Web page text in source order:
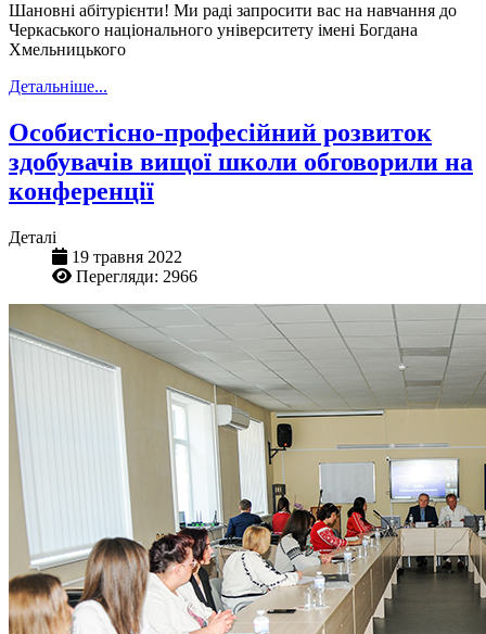
Шановні абітурієнти! Ми раді запросити вас на навчання до
Черкаського національного університету імені Богдана
Хмельницького
Детальніше...
Особистісно-професійний розвиток
здобувачів вищої школи обговорили на
конференції
Деталі
19 травня 2022
Перегляди: 2966